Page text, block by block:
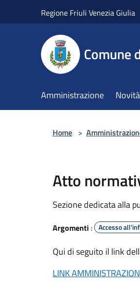
Regione Friuli Venezia Giulia
Comune
Amministrazione Novità
Home >
Atto
Sezione dedicata alla
Argomenti : Accesso
Qui di seguito il link
LINK